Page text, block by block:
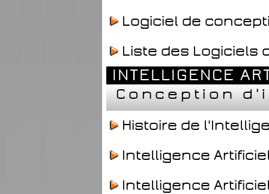
Logiciel de
Liste des Logiciels
INTELLIGENCE
Conception
Histoire de
Intelligence
Intelligence